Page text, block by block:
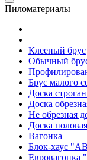
Пиломатериалы
Клееный брус
Обычный
Брус малого
Доска
Доска
Не обрезная
Доска половая
Вагонка
Блок-хаус